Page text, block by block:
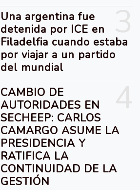
Una argentina fue
detenida por ICE en
Filadelfia cuando estaba
por viajar a un partido
del mundial
CAMBIO DE
AUTORIDADES EN
SECHEEP: CARLOS
CAMARGO ASUME LA
PRESIDENCIA Y
RATIFICA LA
CONTINUIDAD DE LA
GESTIÓN